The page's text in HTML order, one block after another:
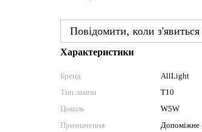
Повідомити, коли з'явиться
Характеристики
Бренд
AllLight
Тип лампи
T10
Цоколь
W5W
Призначення
Допоміжне